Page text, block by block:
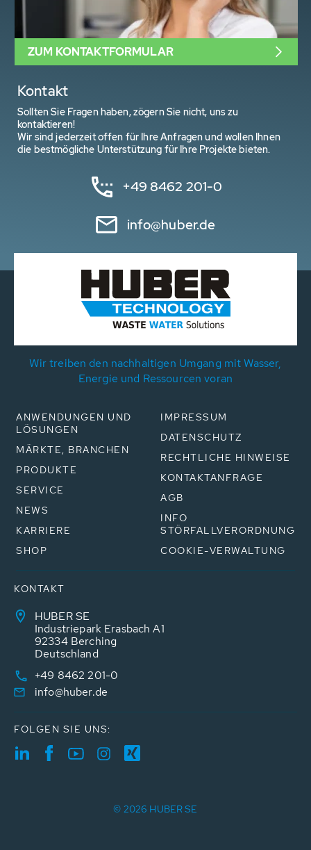
Kontakt
Sollten Sie Fragen haben, zögern Sie nicht, uns zu
kontaktieren!
Wir sind jederzeit offen für Ihre Anfragen und wollen Ihnen
die bestmögliche Unterstützung für Ihre Projekte bieten.
+49 8462 201-0
info@huber.de
ZUM KONTAKTFORMULAR
Wir treiben den nachhaltigen Umgang mit Wasser,
Energie und Ressourcen voran
ANWENDUNGEN UND
LÖSUNGEN
MÄRKTE, BRANCHEN
PRODUKTE
SERVICE
NEWS
KARRIERE
SHOP
IMPRESSUM
DATENSCHUTZ
RECHTLICHE HINWEISE
KONTAKTANFRAGE
AGB
INFO
STÖRFALLVERORDNUNG
COOKIE-VERWALTUNG
KONTAKT
HUBER SE
Industriepark Erasbach A1
92334 Berching
Deutschland
+49 8462 201-0
info@huber.de
FOLGEN SIE UNS:
© 2026 HUBER SE